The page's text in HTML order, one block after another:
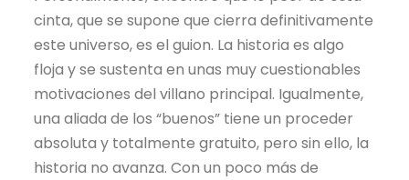
cinta, que se supone que cierra definitivamente
este universo, es el guion. La historia es algo
floja y se sustenta en unas muy cuestionables
motivaciones del villano principal. Igualmente,
una aliada de los “buenos” tiene un proceder
absoluta y totalmente gratuito, pero sin ello, la
historia no avanza. Con un poco más de